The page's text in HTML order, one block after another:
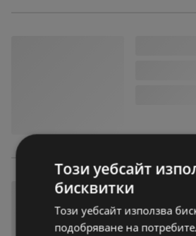
Този уебсайт
бисквитки
Този уебсайт използва
подобряване на